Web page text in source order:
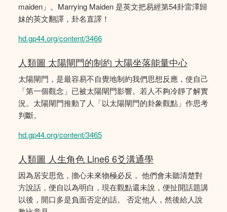
maiden」。Marrying Maiden 是英文把易經第54卦雷澤歸
妹的英文翻譯，卦名直譯！
hd.gp44.org/content/3466
人類圖 太陽閘門的制約 大陽坐落能量中心
太陽閘門，是最容易不自覺地制約我們思想反應，使自己
「第一個觀念」已被太陽閘門影響。若人不夠冷靜了解實
況。太陽閘門推動了人「以太陽閘門的卦象觀點」作思考
判斷。
hd.gp44.org/content/3465
人類圖 人生角色 Line6 6爻溝通學
因為居安思危，擔心未來物極必反， 他們會未聽清楚對
方說話，便自以為明白，現在觀點還未說，便扯開話題講
以後，開口多是負面否定的話。 否定他人，然後給人說